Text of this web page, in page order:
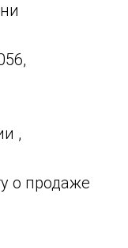
,
о продаже